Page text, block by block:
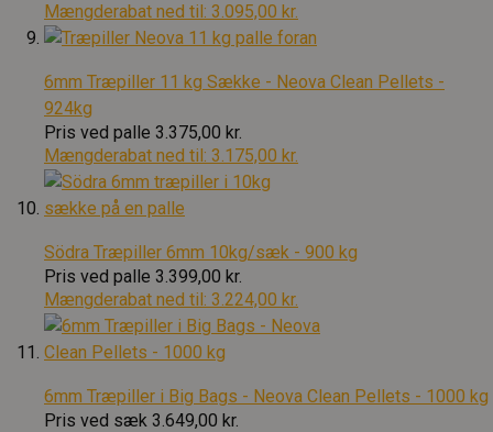
Mængderabat ned til: 3.095,00 kr.
6mm Træpiller 11 kg Sække - Neova Clean Pellets -
924kg
Pris ved palle 3.375,00 kr.
Mængderabat ned til: 3.175,00 kr.
Södra Træpiller 6mm 10kg/sæk - 900 kg
Pris ved palle 3.399,00 kr.
Mængderabat ned til: 3.224,00 kr.
6mm Træpiller i Big Bags - Neova Clean Pellets - 1000 kg
Pris ved sæk 3.649,00 kr.